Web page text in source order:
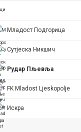
Младост Подгорица
Сутјеска Никшич
Рудар Пљевља
FK Mladost Ljeskopolje
Искра